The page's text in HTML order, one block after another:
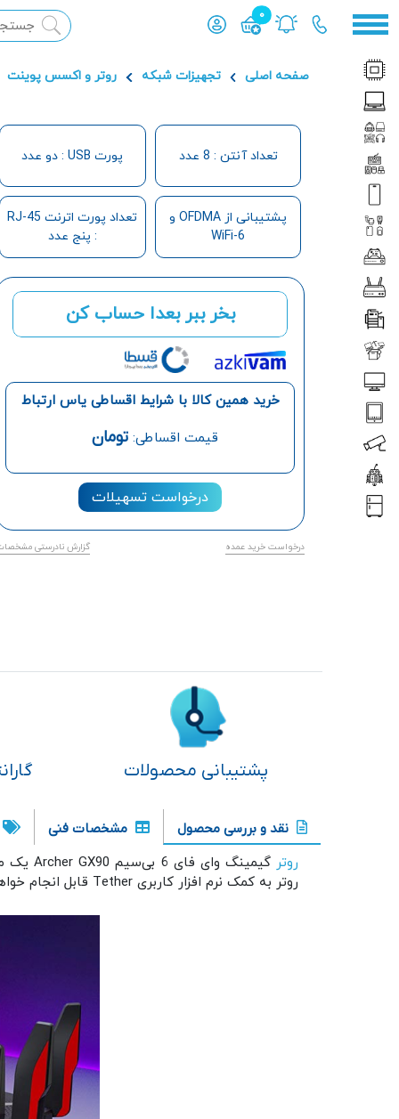
0
محصول افزوده شده به سبد
صفحه اصلی تجهیزات شبکه روتر و اکسس پوینت
تعداد آنتن : 8 عدد پورت USB : دو عدد
پشتیبانی از OFDMA و
WiFi-6
تعداد پورت اترنت RJ-45
: پنج عدد
بخر ببر بعدا حساب کن
خرید همین کالا با شرایط اقساطی یاس ارتباط
قیمت اقساطی:تومان
درخواست تسهیلات
درخواست خرید عمده گزارش نادرستی
پشتیبانی محصولات
نقد و بررسی محصول مشخصات فنی
روتر
روتر به کمک نرم افزار کاربری Tether قابل انجام خواهد بود.